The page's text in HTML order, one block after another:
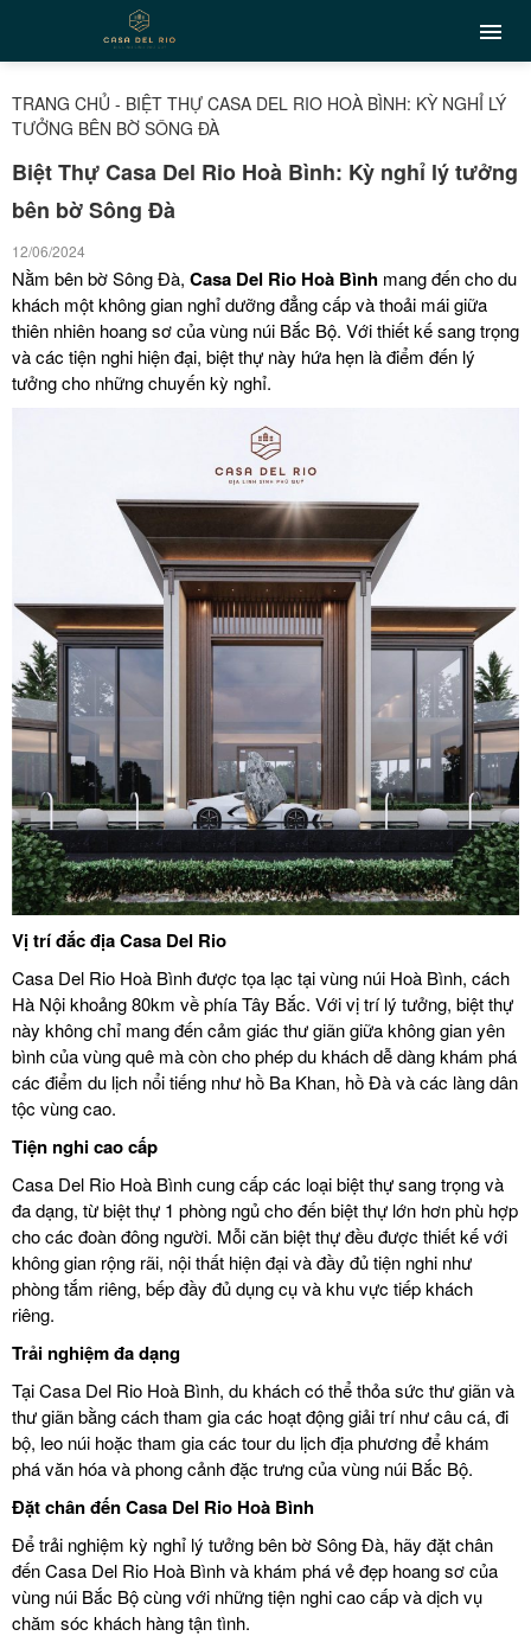
TRANG CHỦ - BIỆT THỰ CASA DEL RIO HOÀ BÌNH: KỲ NGHỈ LÝ
TƯỞNG BÊN BỜ SÔNG ĐÀ
Biệt Thự Casa Del Rio Hoà Bình: Kỳ nghỉ lý tưởng
bên bờ Sông Đà
12/06/2024
Nằm bên bờ Sông Đà, Casa Del Rio Hoà Bình mang đến cho du
khách một không gian nghỉ dưỡng đẳng cấp và thoải mái giữa
thiên nhiên hoang sơ của vùng núi Bắc Bộ. Với thiết kế sang trọng
và các tiện nghi hiện đại, biệt thự này hứa hẹn là điểm đến lý
tưởng cho những chuyến kỳ nghỉ.
Vị trí đắc địa Casa Del Rio
Casa Del Rio Hoà Bình được tọa lạc tại vùng núi Hoà Bình, cách
Hà Nội khoảng 80km về phía Tây Bắc. Với vị trí lý tưởng, biệt thự
này không chỉ mang đến cảm giác thư giãn giữa không gian yên
bình của vùng quê mà còn cho phép du khách dễ dàng khám phá
các điểm du lịch nổi tiếng như hồ Ba Khan, hồ Đà và các làng dân
tộc vùng cao.
Tiện nghi cao cấp
Casa Del Rio Hoà Bình cung cấp các loại biệt thự sang trọng và
đa dạng, từ biệt thự 1 phòng ngủ cho đến biệt thự lớn hơn phù hợp
cho các đoàn đông người. Mỗi căn biệt thự đều được thiết kế với
không gian rộng rãi, nội thất hiện đại và đầy đủ tiện nghi như
phòng tắm riêng, bếp đầy đủ dụng cụ và khu vực tiếp khách
riêng.
Trải nghiệm đa dạng
Tại Casa Del Rio Hoà Bình, du khách có thể thỏa sức thư giãn và
thư giãn bằng cách tham gia các hoạt động giải trí như câu cá, đi
bộ, leo núi hoặc tham gia các tour du lịch địa phương để khám
phá văn hóa và phong cảnh đặc trưng của vùng núi Bắc Bộ.
Đặt chân đến Casa Del Rio Hoà Bình
Để trải nghiệm kỳ nghỉ lý tưởng bên bờ Sông Đà, hãy đặt chân
đến Casa Del Rio Hoà Bình và khám phá vẻ đẹp hoang sơ của
vùng núi Bắc Bộ cùng với những tiện nghi cao cấp và dịch vụ
chăm sóc khách hàng tận tình.